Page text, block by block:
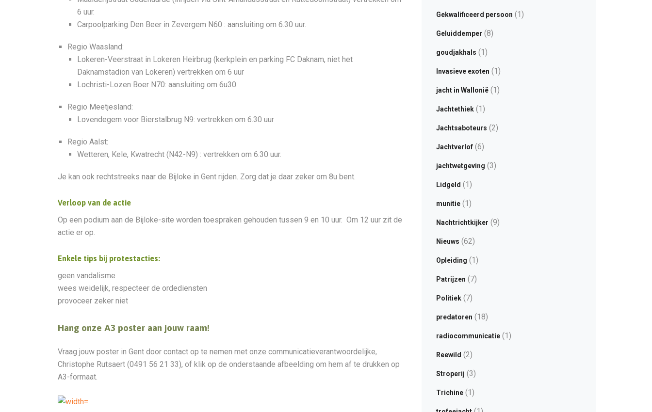
6 uur.
Carpoolparking Den Beer in Zevergem N60 : aansluiting om 6.30 uur.
Regio Waasland:
Lokeren-Veerstraat in Lokeren Heirbrug (kerkplein en parking FC Daknam, niet het
Daknamstadion van Lokeren) vertrekken om 6 uur
Lochristi-Lozen Boer N70: aansluiting om 6u30.
Regio Meetjesland:
Lovendegem voor Bierstalbrug N9: vertrekken om 6.30 uur
Regio Aalst:
Wetteren, Kele, Kwatrecht (N42-N9) : vertrekken om 6.30 uur.
Je kan ook rechtstreeks naar de Bijloke in Gent rijden. Zorg dat je daar zeker om 8u bent.
Verloop van de actie
Op een podium aan de Bijloke-site worden toespraken gehouden tussen 9 en 10 uur. Om 12 uur zit de
actie er op.
Enkele tips bij protestacties:
geen vandalisme
wees weidelijk, respecteer de ordediensten
provoceer zeker niet
Hang onze A3 poster aan jouw raam!
Vraag jouw poster in Gent door contact op te nemen met onze communicatieverantwoordelijke,
Christophe Rutsaert (0491 56 21 33), of klik op de onderstaande afbeelding om hem af te drukken op
A3-formaat.
Gekwalificeerd persoon (1)
Geluiddemper (8)
goudjakhals (1)
Invasieve exoten (1)
jacht in Wallonië(1)
Jachtethiek(1)
Jachtsaboteurs (2)
Jachtverlof(6)
jachtwetgeving (3)
Lidgeld (1)
munitie(1)
Nachtrichtkijker (9)
Nieuws (62)
Opleiding (1)
Patrijzen (7)
Politiek(7)
predatoren (18)
radiocommunicatie(1)
Reewild (2)
Stroperij (3)
Trichine(1)